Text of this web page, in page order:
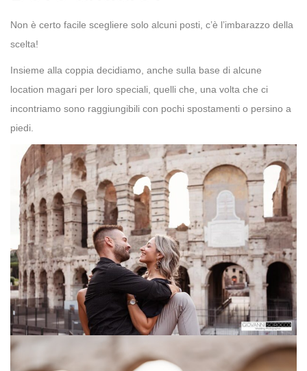
Non è certo facile scegliere solo alcuni posti, c’è l’imbarazzo della
scelta!
Insieme alla coppia decidiamo, anche sulla base di alcune
location magari per loro speciali, quelli che, una volta che ci
incontriamo sono raggiungibili con pochi spostamenti o persino a
piedi.